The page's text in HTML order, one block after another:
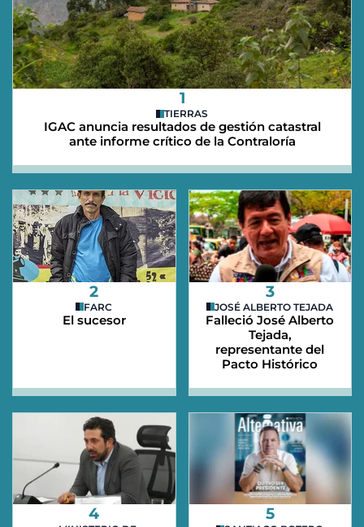
1
TIERRAS
IGAC anuncia resultados de gestión catastral
ante informe crítico de la Contraloría
2
FARC
El sucesor
3
JOSÉ ALBERTO TEJADA
Falleció José Alberto
Tejada,
representante del
Pacto Histórico
4 5